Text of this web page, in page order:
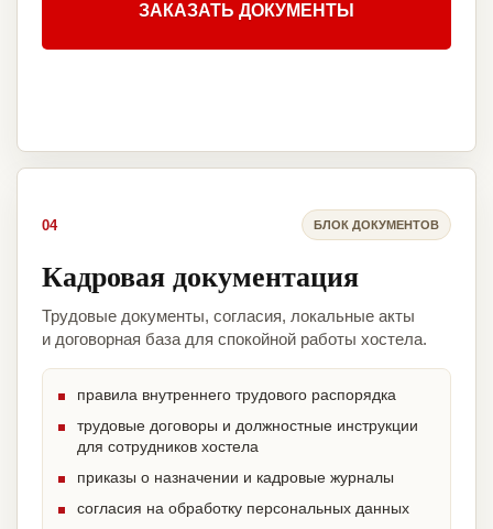
ЗАКАЗАТЬ ДОКУМЕНТЫ
04 БЛОК ДОКУМЕНТОВ
Кадровая документация
Трудовые документы, согласия, локальные акты
и договорная база для спокойной работы хостела.
правила внутреннего трудового распорядка
трудовые договоры и должностные инструкции
для сотрудников хостела
приказы о назначении и кадровые журналы
согласия на обработку персональных данных